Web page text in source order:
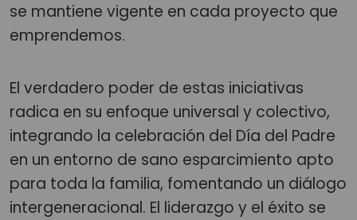
se mantiene vigente en cada proyecto que
emprendemos.
El verdadero poder de estas iniciativas
radica en su enfoque universal y colectivo,
integrando la celebración del Día del Padre
en un entorno de sano esparcimiento apto
para toda la familia, fomentando un diálogo
intergeneracional. El liderazgo y el éxito se